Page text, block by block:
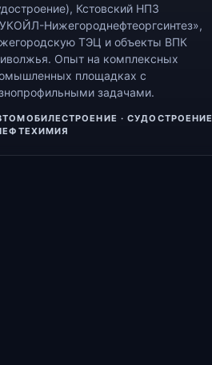
Кстовский НПЗ
Нижегороднефтеоргсинтез»,
ТЭЦ и объекты ВПК
Опыт на комплексных
площадках с
задачами.
· СУДОСТРОЕНИЕ